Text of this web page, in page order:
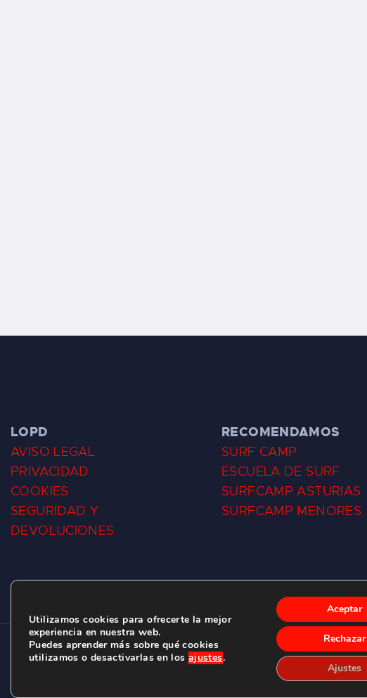
LOPD
AVISO LEGAL
PRIVACIDAD
COOKIES
SEGURIDAD Y
DEVOLUCIONES
RECOMENDAMOS
SURF CAMP
ESCUELA DE SURF
SURFCAMP ASTURIAS
SURFCAMP MENORES
CLUB DE SURF LAS DUNAS ©2026.
C/ BERNARDO ÁLVAREZ GALAN 1, SALINAS (ASTURIAS)
Utilizamos cookies para ofrecerte la mejor
experiencia en nuestra web.
Puedes aprender más sobre qué cookies
utilizamos o desactivarlas en los ajustes.
Aceptar
Rechazar
Ajustes